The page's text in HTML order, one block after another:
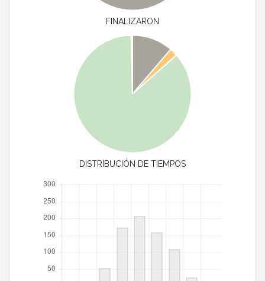
FINALIZARON
DISTRIBUCIÓN DE TIEMPOS